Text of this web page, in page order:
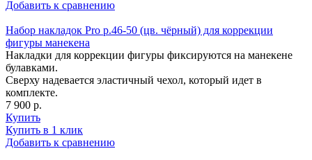
Добавить к сравнению
Набор накладок Pro р.46-50 (цв. чёрный) для коррекции
фигуры манекена
Накладки для коррекции фигуры фиксируются на манекене
булавками.
Сверху надевается эластичный чехол, который идет в
комплекте.
7 900 р.
Купить
Купить в 1 клик
Добавить к сравнению